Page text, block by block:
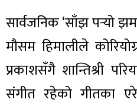
सार्वजनिक ‘साँझ पर्‍यो
मौसम हिमालीले
प्रकाशसँगै शान्तिश्री
संगीत रहेको गीतका